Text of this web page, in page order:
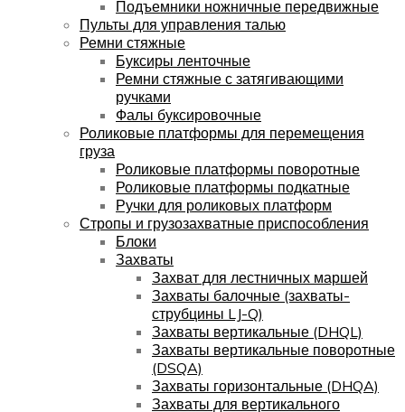
Подъемники ножничные передвижные
Пульты для управления талью
Ремни стяжные
Буксиры ленточные
Ремни стяжные с затягивающими
ручками
Фалы буксировочные
Роликовые платформы для перемещения
груза
Роликовые платформы поворотные
Роликовые платформы подкатные
Ручки для роликовых платформ
Стропы и грузозахватные приспособления
Блоки
Захваты
Захват для лестничных маршей
Захваты балочные (захваты-
струбцины LJ-Q)
Захваты вертикальные (DHQL)
Захваты вертикальные поворотные
(DSQA)
Захваты горизонтальные (DHQA)
Захваты для вертикального